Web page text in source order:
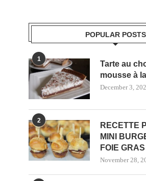
POPULAR POSTS
1
Tarte au
mousse à
December 3,
2
RECETTE
MINI
FOIE
November 28,